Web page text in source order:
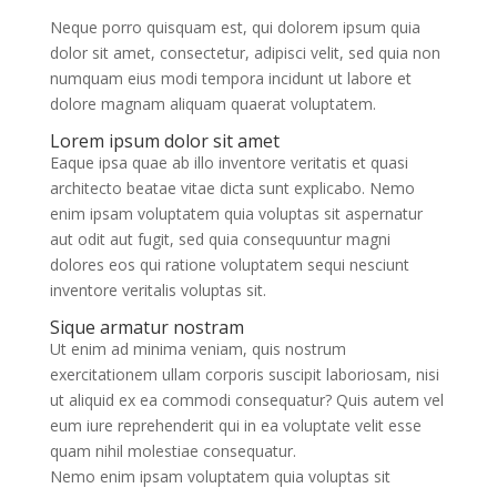
Neque porro quisquam est, qui dolorem ipsum quia
dolor sit amet, consectetur, adipisci velit, sed quia non
numquam eius modi tempora incidunt ut labore et
dolore magnam aliquam quaerat voluptatem.
Lorem ipsum dolor sit amet
Eaque ipsa quae ab illo inventore veritatis et quasi
architecto beatae vitae dicta sunt explicabo. Nemo
enim ipsam voluptatem quia voluptas sit aspernatur
aut odit aut fugit, sed quia consequuntur magni
dolores eos qui ratione voluptatem sequi nesciunt
inventore veritalis voluptas sit.
Sique armatur nostram
Ut enim ad minima veniam, quis nostrum
exercitationem ullam corporis suscipit laboriosam, nisi
ut aliquid ex ea commodi consequatur? Quis autem vel
eum iure reprehenderit qui in ea voluptate velit esse
quam nihil molestiae consequatur.
Nemo enim ipsam voluptatem quia voluptas sit